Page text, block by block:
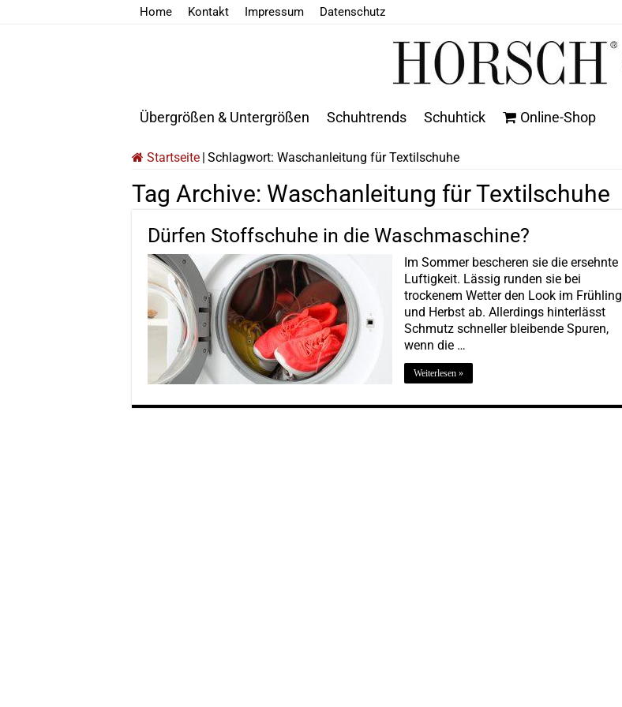
Home Kontakt Impressum Datenschutz
Übergrößen & Untergrößen Schuhtrends Schuhtick Online-Shop
Startseite Schlagwort: Waschanleitung für Textilschuhe
Tag Archive: Waschanleitung für Textilschuhe
Dürfen Stoffschuhe in die Waschmaschine?
Im Sommer bescheren sie die ersehnte
Luftigkeit. Lässig runden sie bei
trockenem Wetter den Look im Frühling
und Herbst ab. Allerdings hinterlässt
Schmutz schneller bleibende Spuren,
wenn die …
Weiterlesen »